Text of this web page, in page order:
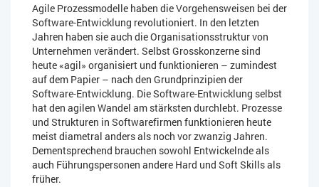
Agile Prozessmodelle haben die Vorgehensweisen bei der
Software-Entwicklung revolutioniert. In den letzten
Jahren haben sie auch die Organisationsstruktur von
Unternehmen verändert. Selbst Grosskonzerne sind
heute «agil» organisiert und funktionieren – zumindest
auf dem Papier – nach den Grundprinzipien der
Software-Entwicklung. Die Software-Entwicklung selbst
hat den agilen Wandel am stärksten durchlebt. Prozesse
und Strukturen in Softwarefirmen funktionieren heute
meist diametral anders als noch vor zwanzig Jahren.
Dementsprechend brauchen sowohl Entwickelnde als
auch Führungspersonen andere Hard und Soft Skills als
früher.